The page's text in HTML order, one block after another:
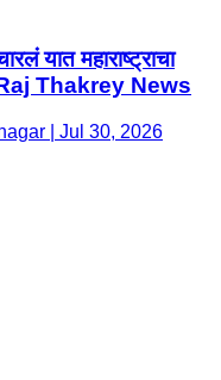
यात महाराष्ट्राचा
Raj Thakrey News
| Jul 30, 2026